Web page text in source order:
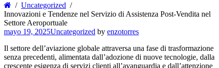
Uncategorized
Innovazioni e Tendenze nel Servizio di Assistenza Post-Vendita nel
Settore Aeroportuale
mayo 19, 2025Uncategorized by enzotorres
Il settore dell’aviazione globale attraversa una fase di trasformazione
senza precedenti, alimentata dall’adozione di nuove tecnologie, dalla
crescente esigenza di servizi clienti all’avanguardia e dall’attenzione